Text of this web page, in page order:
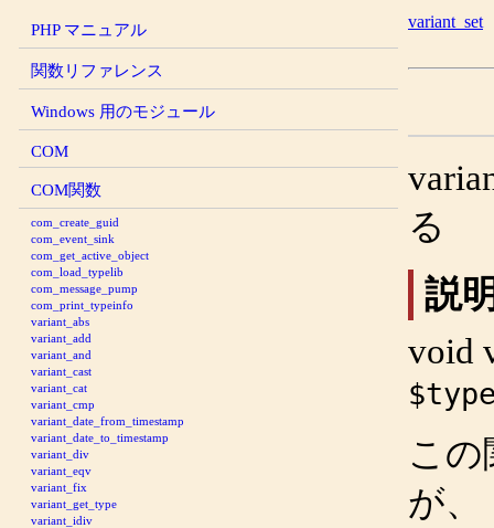
PHP マニュアル
関数リファレンス
Windows 用のモジュール
COM
COM関数
com_create_guid
com_event_sink
com_get_active_object
com_load_typelib
com_message_pump
com_print_typeinfo
variant_abs
variant_add
variant_and
variant_cast
variant_cat
variant_cmp
variant_date_from_timestamp
variant_date_to_timestamp
variant_div
variant_eqv
variant_fix
variant_get_type
variant_idiv
variant_set
る
説
void
こ
が、